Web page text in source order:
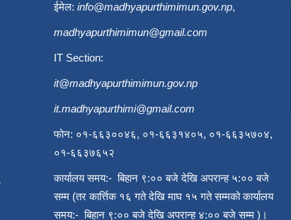
ईमेल: info@madhyapurthimimun.gov.np,
madhyapurthimimun@gmail.com
IT Section:
it@madhyapurthimimun.gov.np
it.madhyapurthimi@gmail.com
फोन: ०१-६६३००४६, ०१-६६३१४०५, ०१-६६३५७०४,
०१-६६३७६५२
कार्यालय समय:- बिहान ९:०० बजे देखि अपरान्ह ५:०० बजे
सम्म (तर कार्त्तिक १६ गते देखि माघ १५ गते सम्मको कार्यालय
समय:- बिहान ९:०० बजे देखि अपरान्ह ४:०० बजे सम्म )।